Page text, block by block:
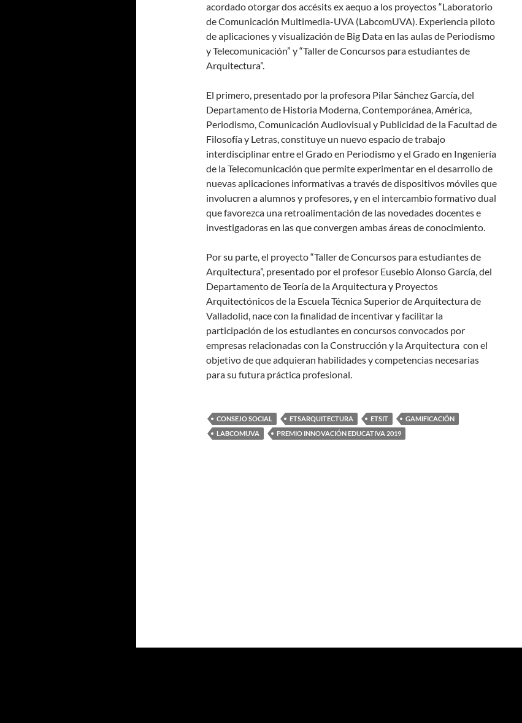
acordado otorgar dos accésits ex aequo a los proyectos “Laboratorio
de Comunicación Multimedia-UVA (LabcomUVA). Experiencia piloto
de aplicaciones y visualización de Big Data en las aulas de Periodismo
y Telecomunicación” y “Taller de Concursos para estudiantes de
Arquitectura”.
El primero, presentado por la profesora Pilar Sánchez García, del
Departamento de Historia Moderna, Contemporánea, América,
Periodismo, Comunicación Audiovisual y Publicidad de la Facultad de
Filosofía y Letras, constituye un nuevo espacio de trabajo
interdisciplinar entre el Grado en Periodismo y el Grado en Ingeniería
de la Telecomunicación que permite experimentar en el desarrollo de
nuevas aplicaciones informativas a través de dispositivos móviles que
involucren a alumnos y profesores, y en el intercambio formativo dual
que favorezca una retroalimentación de las novedades docentes e
investigadoras en las que convergen ambas áreas de conocimiento.
Por su parte, el proyecto “Taller de Concursos para estudiantes de
Arquitectura”, presentado por el profesor Eusebio Alonso García, del
Departamento de Teoría de la Arquitectura y Proyectos
Arquitectónicos de la Escuela Técnica Superior de Arquitectura de
Valladolid, nace con la finalidad de incentivar y facilitar la
participación de los estudiantes en concursos convocados por
empresas relacionadas con la Construcción y la Arquitectura con el
objetivo de que adquieran habilidades y competencias necesarias
para su futura práctica profesional.
CONSEJO SOCIAL ETSARQUITECTURA ETSIT
GAMIFICACIÓN
LABCOMUVA
PREMIO INNOVACIÓN EDUCATIVA 2019